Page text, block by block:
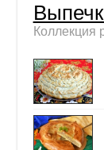
Коллекция